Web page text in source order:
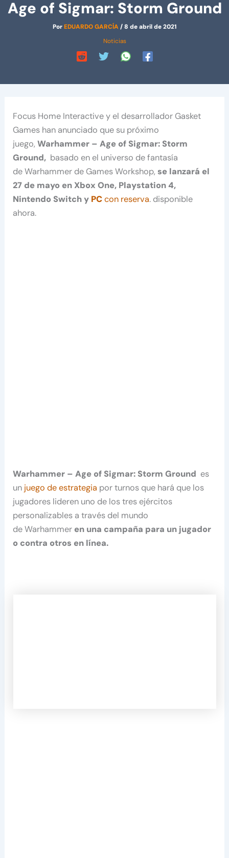
Age of Sigmar: Storm Ground
PorEDUARDO GARCÍA/8 de abril de 2021
Noticias
Focus Home Interactive y el desarrollador Gasket
Games han anunciado que su próximo
juego,Warhammer – Age of Sigmar: Storm
Ground, basado en el universo de fantasía
de Warhammer de Games Workshop,se lanzará el
27 de mayo en Xbox One, Playstation 4,
Nintendo Switch y PCcon reserva. disponible
ahora.
Warhammer – Age of Sigmar: Storm Ground es
un juego de estrategia por turnos que hará que los
jugadores lideren uno de los tres ejércitos
personalizables a través del mundo
de Warhammer en una campaña para un jugador
o contra otros en línea.